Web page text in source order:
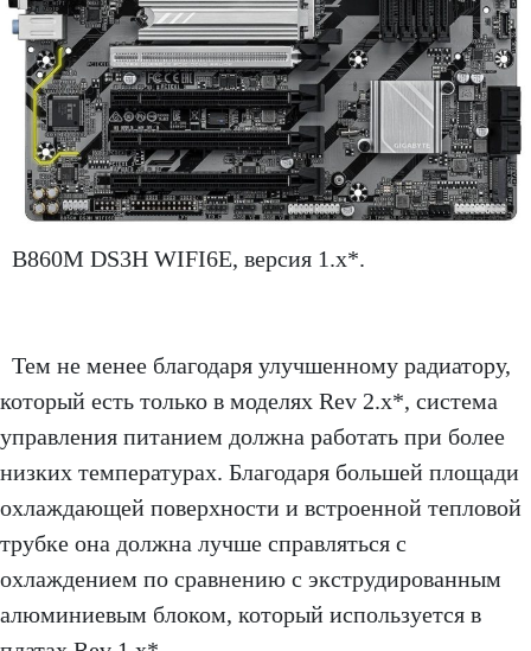
B860M DS3H WIFI6E, версия 1.x*.
Тем не менее благодаря улучшенному радиатору,
который есть только в моделях Rev 2.x*, система
управления питанием должна работать при более
низких температурах. Благодаря большей площади
охлаждающей поверхности и встроенной тепловой
трубке она должна лучше справляться с
охлаждением по сравнению с экструдированным
алюминиевым блоком, который используется в